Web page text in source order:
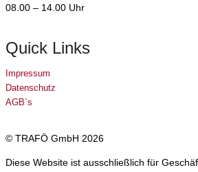
08.00 – 14.00 Uhr
Quick Links
Impressum
Datenschutz
AGB`s
© TRAFÖ GmbH 2026
Diese Website ist ausschließlich für